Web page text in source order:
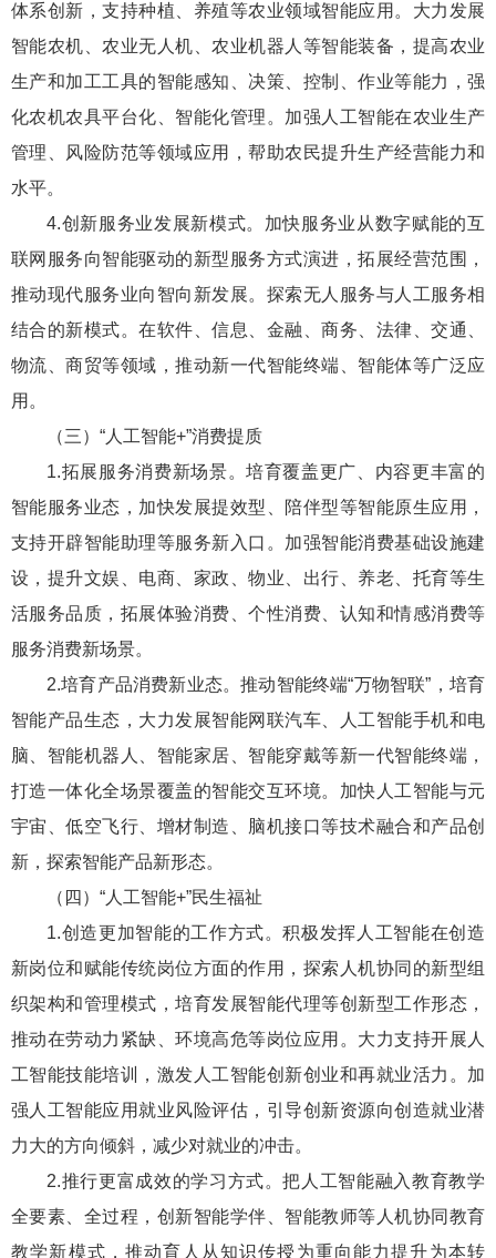
体系创新，支持种植、养殖等农业领域智能应用。大力发展
智能农机、农业无人机、农业机器人等智能装备，提高农业
生产和加工工具的智能感知、决策、控制、作业等能力，强
化农机农具平台化、智能化管理。加强人工智能在农业生产
管理、风险防范等领域应用，帮助农民提升生产经营能力和
水平。
4.创新服务业发展新模式。加快服务业从数字赋能的互
联网服务向智能驱动的新型服务方式演进，拓展经营范围，
推动现代服务业向智向新发展。探索无人服务与人工服务相
结合的新模式。在软件、信息、金融、商务、法律、交通、
物流、商贸等领域，推动新一代智能终端、智能体等广泛应
用。
（三）“人工智能+”消费提质
1.拓展服务消费新场景。培育覆盖更广、内容更丰富的
智能服务业态，加快发展提效型、陪伴型等智能原生应用，
支持开辟智能助理等服务新入口。加强智能消费基础设施建
设，提升文娱、电商、家政、物业、出行、养老、托育等生
活服务品质，拓展体验消费、个性消费、认知和情感消费等
服务消费新场景。
2.培育产品消费新业态。推动智能终端“万物智联”，培育
智能产品生态，大力发展智能网联汽车、人工智能手机和电
脑、智能机器人、智能家居、智能穿戴等新一代智能终端，
打造一体化全场景覆盖的智能交互环境。加快人工智能与元
宇宙、低空飞行、增材制造、脑机接口等技术融合和产品创
新，探索智能产品新形态。
（四）“人工智能+”民生福祉
1.创造更加智能的工作方式。积极发挥人工智能在创造
新岗位和赋能传统岗位方面的作用，探索人机协同的新型组
织架构和管理模式，培育发展智能代理等创新型工作形态，
推动在劳动力紧缺、环境高危等岗位应用。大力支持开展人
工智能技能培训，激发人工智能创新创业和再就业活力。加
强人工智能应用就业风险评估，引导创新资源向创造就业潜
力大的方向倾斜，减少对就业的冲击。
2.推行更富成效的学习方式。把人工智能融入教育教学
全要素、全过程，创新智能学伴、智能教师等人机协同教育
教学新模式，推动育人从知识传授为重向能力提升为本转